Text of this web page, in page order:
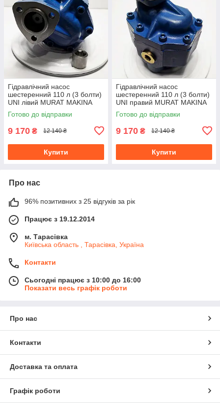
Гідравлічний насос
шестеренний 110 л (3 болти)
UNI лівий MURAT MAKINA
Готово до відправки
9 170 ₴ 12 140 ₴
Купити
Гідравлічний насос
шестеренний 110 л (3 болти)
UNI правий MURAT MAKINA
Готово до відправки
9 170 ₴ 12 140 ₴
Купити
Про нас
96% позитивних з 25 відгуків за рік
Працює з 19.12.2014
м. Тарасівка
Київська область , Тарасівка, Україна
Контакти
Сьогодні працює з 10:00 до 16:00
Показати весь графік роботи
Про нас
Контакти
Доставка та оплата
Графік роботи